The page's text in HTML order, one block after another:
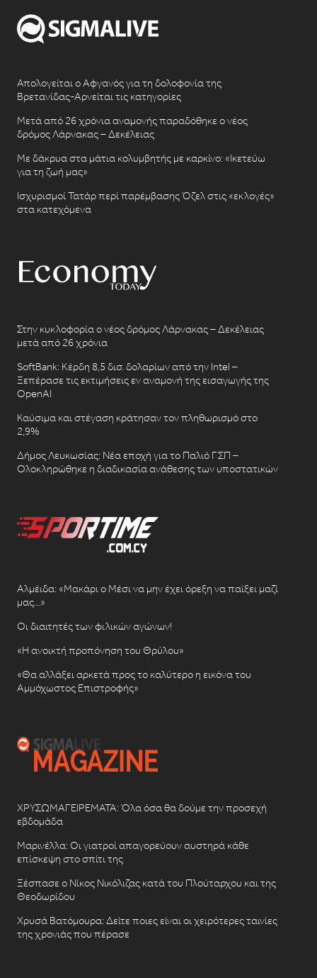
Απολογείται ο Αφγανός για τη δολοφονία της
Βρετανίδας-Αρνείται τις κατηγορίες
Μετά από 26 χρόνια αναμονής παραδόθηκε ο νέος
δρόμος Λάρνακας – Δεκέλειας
Με δάκρυα στα μάτια κολυμβητής με καρκίνο: «Ικετεύω
για τη ζωή μας»
Ισχυρισμοί Τατάρ περί παρέμβασης Όζελ στις «εκλογές»
στα κατεχόμενα
Στην κυκλοφορία ο νέος δρόμος Λάρνακας – Δεκέλειας
μετά από 26 χρόνια
SoftBank: Κέρδη 8,5 δισ. δολαρίων από την Intel –
Ξεπέρασε τις εκτιμήσεις εν αναμονή της εισαγωγής της
OpenAI
Καύσιμα και στέγαση κράτησαν τον πληθωρισμό στο
2,9%
Δήμος Λευκωσίας: Νέα εποχή για το Παλιό ΓΣΠ –
Ολοκληρώθηκε η διαδικασία ανάθεσης των υποστατικών
Αλμέιδα: «Μακάρι ο Μέσι να μην έχει όρεξη να παίξει μαζί
μας…»
Οι διαιτητές των φιλικών αγώνων!
«Η ανοικτή προπόνηση του Θρύλου»
«Θα αλλάξει αρκετά προς το καλύτερο η εικόνα του
Αμμόχωστος Επιστροφής»
ΧΡΥΣΩΜΑΓΕΙΡΕΜΑΤΑ: Όλα όσα θα δούμε την προσεχή
εβδομάδα
Μαρινέλλα: Οι γιατροί απαγορεύουν αυστηρά κάθε
επίσκεψη στο σπίτι της
Ξέσπασε ο Νίκος Νικόλιζας κατά του Πλούταρχου και της
Θεοδωρίδου
Χρυσά Βατόμουρα: Δείτε ποιες είναι οι χειρότερες ταινίες
της χρονιάς που πέρασε